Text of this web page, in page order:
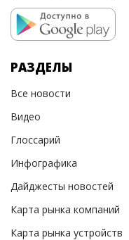
РАЗДЕЛЫ
Все новости
Видео
Глоссарий
Инфографика
Дайджесты новостей
Карта рынка компаний
Карта рынка устройств